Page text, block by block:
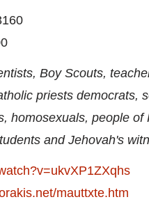
Boy Scouts,
priests democrats,
homosexuals, people of
and Jehovah's
mauttxte.htm